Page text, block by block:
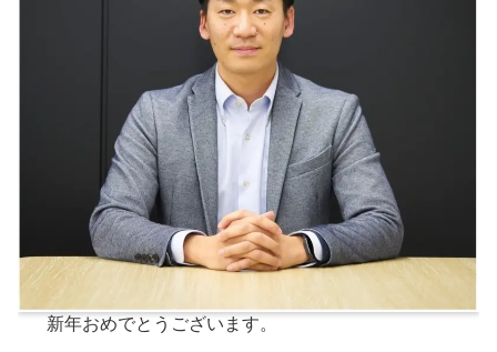
新年おめでとうございます。